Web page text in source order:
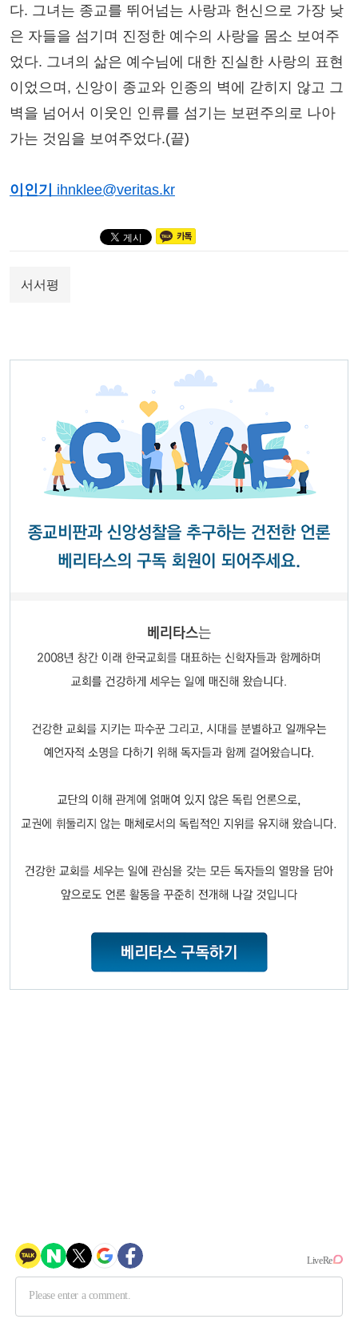
다. 그녀는 종교를 뛰어넘는 사랑과 헌신으로 가장 낮
은 자들을 섬기며 진정한 예수의 사랑을 몸소 보여주
었다. 그녀의 삶은 예수님에 대한 진실한 사랑의 표현
이었으며, 신앙이 종교와 인종의 벽에 갇히지 않고 그
벽을 넘어서 이웃인 인류를 섬기는 보편주의로 나아
가는 것임을 보여주었다.(끝)
이인기 ihnklee@veritas.kr
서서평